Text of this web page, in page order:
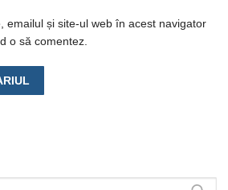
emailul și site-ul web în acest navigator
o să comentez.